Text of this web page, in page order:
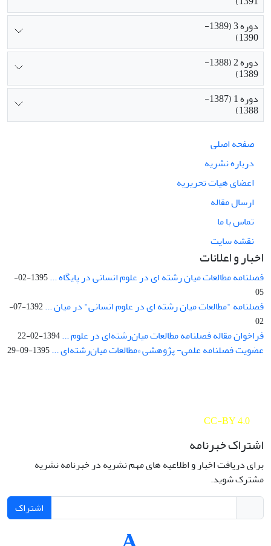
دوره 3 (1389-
1390)
دوره 2 (1388-
1389)
دوره 1 (1387-
1388)
صفحه اصلی
درباره نشریه
اعضای هیات تحریریه
ارسال مقاله
تماس با ما
نقشه سایت
اخبار و اعلانات
فصلنامه مطالعات میان رشته ای در علوم انسانی در پایگاه ...
1395-02-
05
فصلنامه "مطالعات میان رشته ای در علوم انسانی" در میان ...
1392-07-
02
فراخوان مقاله فصلنامه مطالعات میان‌رشته‌ای در علوم ...1394-02-22
عضویت فصلنامه علمی- پژوهشی «مطالعات میان‌رشته‌ای ...1395-09-29
CC-BY 4.0
اشتراک خبرنامه
برای دریافت اخبار و اطلاعیه های مهم نشریه در خبرنامه نشریه
مشترک شوید.
اشتراک